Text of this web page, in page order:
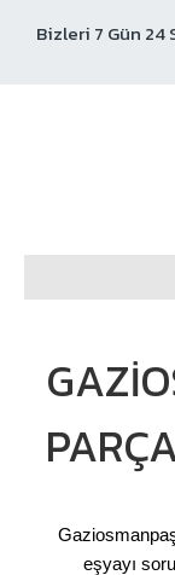
Bizleri 7 Gün
eşyayı